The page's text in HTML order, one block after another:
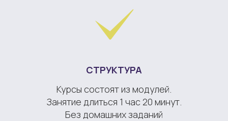
СТРУКТУРА
Курсы состоят из модулей.
Занятие длиться 1 час 20 минут.
Без домашних заданий